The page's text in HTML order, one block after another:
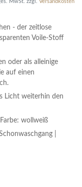
MwSt. zzgl. Versandkosten
- der zeitlose
Voile-Stoff
oder als alleinige
auf einen
Licht weiterhin den
wollweiß
|